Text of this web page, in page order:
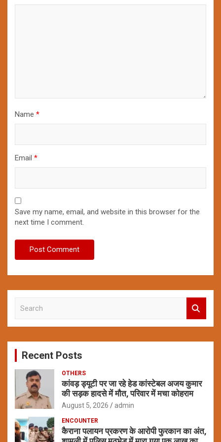
Name *
Email *
Save my name, email, and website in this browser for the
next time I comment.
c
Recent Posts
OTHERS
कांवड़ ड्यूटी पर जा रहे हेड कांस्टेबल अजय कुमार
की सड़क हादसे में मौत, परिवार में मचा कोहराम
August 5, 2026 admin
ENCOUNTER
कैराना पलायन प्रकरण के आरोपी फुरकान का अंत,